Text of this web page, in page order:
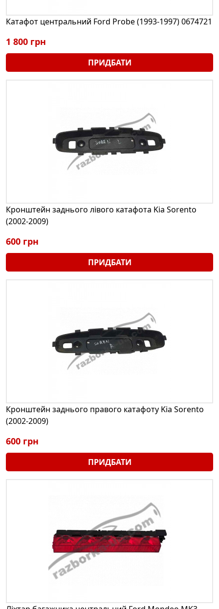
Катафот центральний Ford Probe (1993-1997) 0674721
1 800 грн
ПРИДБАТИ
Кронштейн заднього лівого катафота Kia Sorento
(2002-2009)
600 грн
ПРИДБАТИ
Кронштейн заднього правого катафоту Kia Sorento
(2002-2009)
600 грн
ПРИДБАТИ